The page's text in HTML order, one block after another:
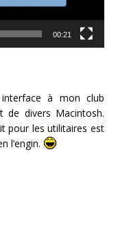
00:21
interface à mon club
de divers Macintosh.
pour les utilitaires est
l’engin.